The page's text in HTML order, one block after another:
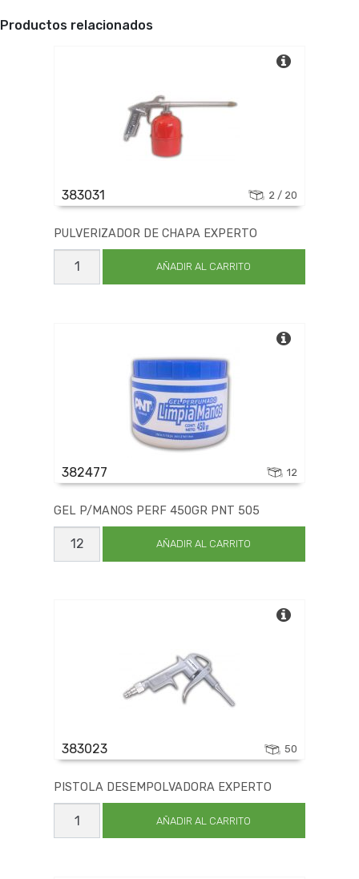
Productos relacionados
383031 2 / 20
PULVERIZADOR DE CHAPA EXPERTO
PULVERIZADOR
AÑADIR AL CARRITO
382477 12
GEL P/MANOS PERF 450GR PNT 505
GEL
P/MANOS
AÑADIR AL CARRITO
383023 50
PISTOLA DESEMPOLVADORA EXPERTO
PISTOLA
DESEMPOLVADORA
EXPERTO
AÑADIR AL CARRITO